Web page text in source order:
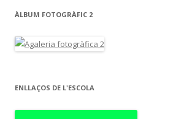
ÀLBUM FOTOGRÀFIC 2
ENLLAÇOS DE L'ESCOLA